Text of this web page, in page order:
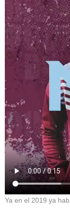
Ya en el 2019 ya